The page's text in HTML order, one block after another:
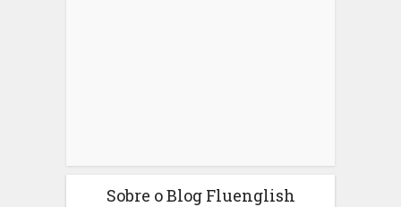
Sobre o Blog Fluenglish